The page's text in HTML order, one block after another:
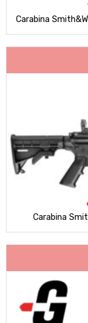
Carabina
Carabina